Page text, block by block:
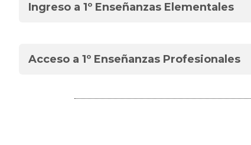
Ingreso a 1º Enseñanzas Elementales
Acceso a 1º Enseñanzas Profesionales